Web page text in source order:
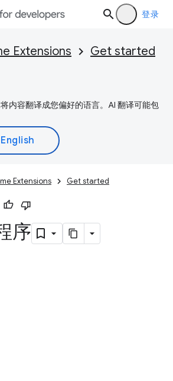
登录
Extensions Get started
内容翻译成您偏好的语言。AI 翻译可能包
Extensions Get started
序